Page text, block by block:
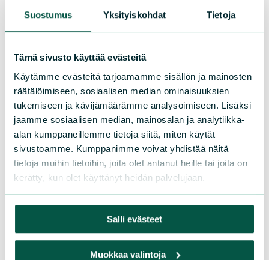
Suostumus Yksityiskohdat Tietoja
Tämä sivusto käyttää evästeitä
Käytämme evästeitä tarjoamamme sisällön ja mainosten
räätälöimiseen, sosiaalisen median ominaisuuksien
tukemiseen ja kävijämäärämme analysoimiseen. Lisäksi
jaamme sosiaalisen median, mainosalan ja analytiikka-
alan kumppaneillemme tietoja siitä, miten käytät
sivustoamme. Kumppanimme voivat yhdistää näitä
tietoja muihin tietoihin, joita olet antanut heille tai joita on
kerätty, kun olet käyttänyt heidän palvelujaan.
Salli evästeet
Muokkaa valintoja
Suomen luonnonsuojeluliiton
piirit
Etelä-Häme
Etelä-Karjala
Etelä-Savo
Keski-Suomi
Lappi